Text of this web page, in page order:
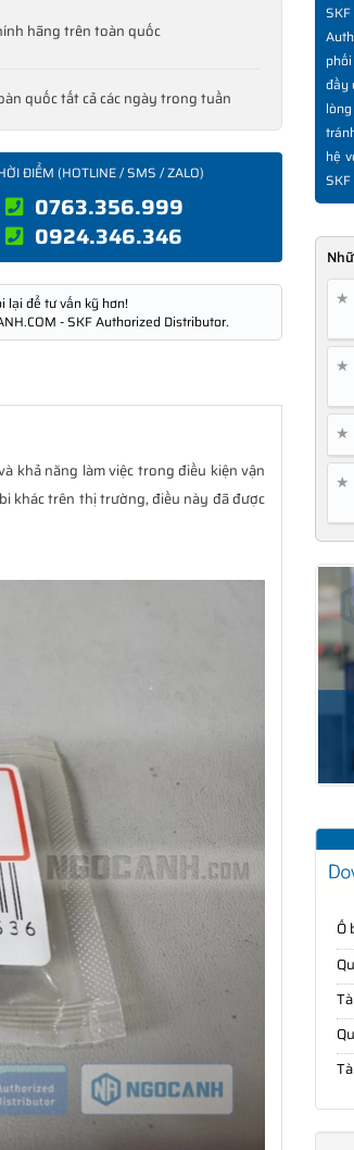
hãng trên toàn quốc
quốc tất cả các ngày trong tuần
ĐIỂM (HOTLINE / SMS / ZALO)
0763.356.999
0924.346.346
lại để tư vấn kỹ hơn!
- SKF Authorized Distributor.
khả năng làm việc trong điều kiện vận
khác trên thị trường, điều này đã được
đầy
hệ
★
★
★
★
Ổ